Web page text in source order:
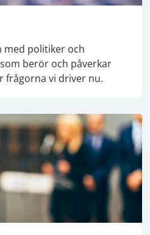
med politiker och
berör och påverkar
frågorna vi driver nu.